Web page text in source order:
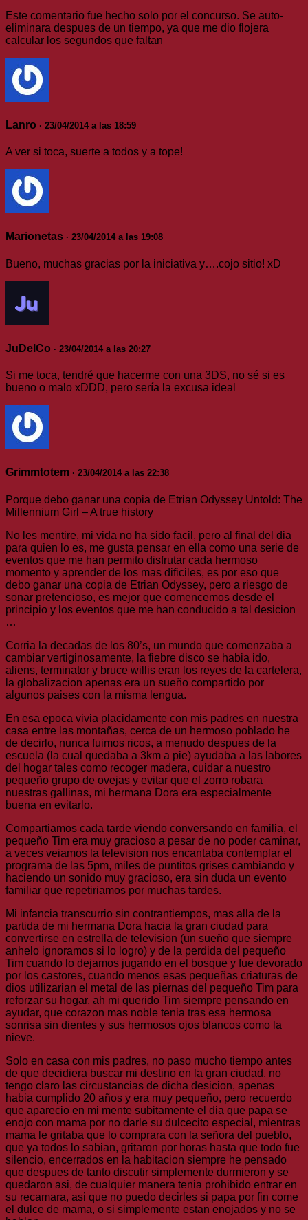
Este comentario fue hecho solo por el concurso. Se auto-
eliminara despues de un tiempo, ya que me dio flojera
calcular los segundos que faltan
Lanro · 23/04/2014 a las 18:59
A ver si toca, suerte a todos y a tope!
Marionetas · 23/04/2014 a las 19:08
Bueno, muchas gracias por la iniciativa y….cojo sitio! xD
JuDelCo · 23/04/2014 a las 20:27
Si me toca, tendré que hacerme con una 3DS, no sé si es
bueno o malo xDDD, pero sería la excusa ideal
Grimmtotem · 23/04/2014 a las 22:38
Porque debo ganar una copia de Etrian Odyssey Untold: The
Millennium Girl – A true history
No les mentire, mi vida no ha sido facil, pero al final del dia
para quien lo es, me gusta pensar en ella como una serie de
eventos que me han permito disfrutar cada hermoso
momento y aprender de los mas dificiles, es por eso que
debo ganar una copia de Etrian Odyssey, pero a riesgo de
sonar pretencioso, es mejor que comencemos desde el
principio y los eventos que me han conducido a tal desicion
…
Corria la decadas de los 80’s, un mundo que comenzaba a
cambiar vertiginosamente, la fiebre disco se habia ido,
aliens, terminator y bruce willis eran los reyes de la cartelera,
la globalizacion apenas era un sueño compartido por
algunos paises con la misma lengua.
En esa epoca vivia placidamente con mis padres en nuestra
casa entre las montañas, cerca de un hermoso poblado he
de decirlo, nunca fuimos ricos, a menudo despues de la
escuela (la cual quedaba a 3km a pie) ayudaba a las labores
del hogar tales como recoger madera, cuidar a nuestro
pequeño grupo de ovejas y evitar que el zorro robara
nuestras gallinas, mi hermana Dora era especialmente
buena en evitarlo.
Compartiamos cada tarde viendo conversando en familia, el
pequeño Tim era muy gracioso a pesar de no poder caminar,
a veces veiamos la television nos encantaba contemplar el
programa de las 5pm, miles de puntitos grises cambiando y
haciendo un sonido muy gracioso, era sin duda un evento
familiar que repetiriamos por muchas tardes.
Mi infancia transcurrio sin contrantiempos, mas alla de la
partida de mi hermana Dora hacia la gran ciudad para
convertirse en estrella de television (un sueño que siempre
anhelo ignoramos si lo logro) y de la perdida del pequeño
Tim cuando lo dejamos jugando en el bosque y fue devorado
por los castores, cuando menos esas pequeñas criaturas de
dios utilizarian el metal de las piernas del pequeño Tim para
reforzar su hogar, ah mi querido Tim siempre pensando en
ayudar, que corazon mas noble tenia tras esa hermosa
sonrisa sin dientes y sus hermosos ojos blancos como la
nieve.
Solo en casa con mis padres, no paso mucho tiempo antes
de que decidiera buscar mi destino en la gran ciudad, no
tengo claro las circustancias de dicha desicion, apenas
habia cumplido 20 años y era muy pequeño, pero recuerdo
que aparecio en mi mente subitamente el dia que papa se
enojo con mama por no darle su dulcecito especial, mientras
mama le gritaba que lo comprara con la señora del pueblo,
que ya todos lo sabian, gritaron por horas hasta que todo fue
silencio, encerrados en la habitacion siempre he pensado
que despues de tanto discutir simplemente durmieron y se
quedaron asi, de cualquier manera tenia prohibido entrar en
su recamara, asi que no puedo decirles si papa por fin come
el dulce de mama, o si simplemente estan enojados y no se